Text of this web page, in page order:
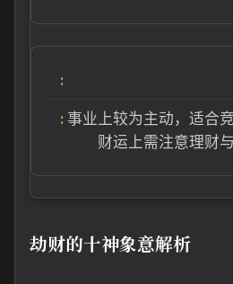
事业上较为主动，适合
财运上需注意理财
劫财的十神象意解析